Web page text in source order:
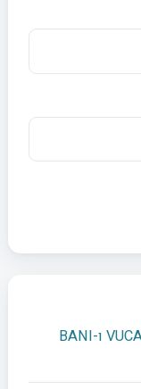
ניהול בעולם כאוטי: תפקידם של מודלי VUCA ו-BANI